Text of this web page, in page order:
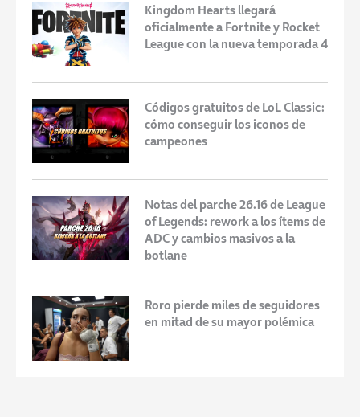
Kingdom Hearts llegará
oficialmente a Fortnite y Rocket
League con la nueva temporada 4
Códigos gratuitos de LoL Classic:
cómo conseguir los iconos de
campeones
Notas del parche 26.16 de League
of Legends: rework a los ítems de
ADC y cambios masivos a la
botlane
Roro pierde miles de seguidores
en mitad de su mayor polémica